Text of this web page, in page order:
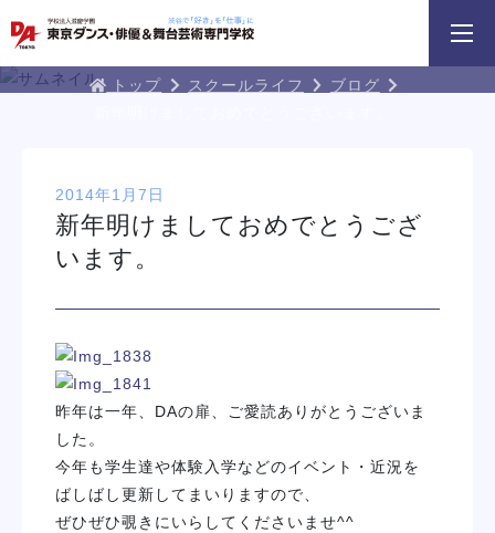
学科・専攻 資料請求 オープンキャンパス
DA TOKYOブログ
トップ スクールライフ
ブログ
2014年1月7日
新年明けましておめでとうござ
います。
昨年は一年、DAの扉、ご愛読ありがとうございま
した。
今年も学生達や体験入学などのイベント・近況を
ばしばし更新してまいりますので、
ぜひぜひ覗きにいらしてくださいませ^^
DAY
参加してみよう
学校紹介